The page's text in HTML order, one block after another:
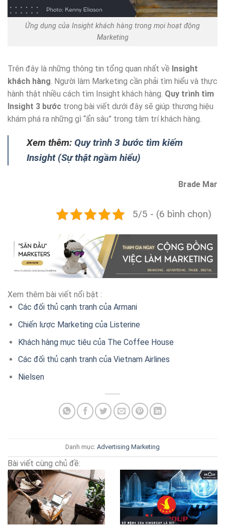
Ứng dụng của Insight khách hàng trong mọi hoạt động
Marketing
Trên đây là những thông tin tổng quan nhất về Insight
khách hàng . Người làm Marketing cần phải tìm hiểu và thực
hành thật nhiều cách tìm Insight khách hàng. Quy trình tìm
Insight 3 bước trong bài viết dưới đây sẽ giúp thương hiệu
khám phá ra những gì “ẩn sâu” trong tâm trí khách hàng.
Xem thêm: Quy trình 3 bước tìm kiếm
Insight (Sự thật ngầm hiểu)
Brade Mar
5/5 - (6 bình chọn)
Xem thêm bài viết nổi bật :
Các đối thủ cạnh tranh của Armani
Chiến lược Marketing của Listerine
Khách hàng mục tiêu của The Coffee House
Các đối thủ cạnh tranh của Vietnam Airlines
Nielsen
Danh mục: Advertising Marketing
Bài viết cùng chủ đề: